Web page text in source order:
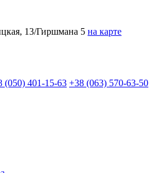
13/Гиршмана 5 на карте
(050) 401-15-63 +38 (063) 570-63-50